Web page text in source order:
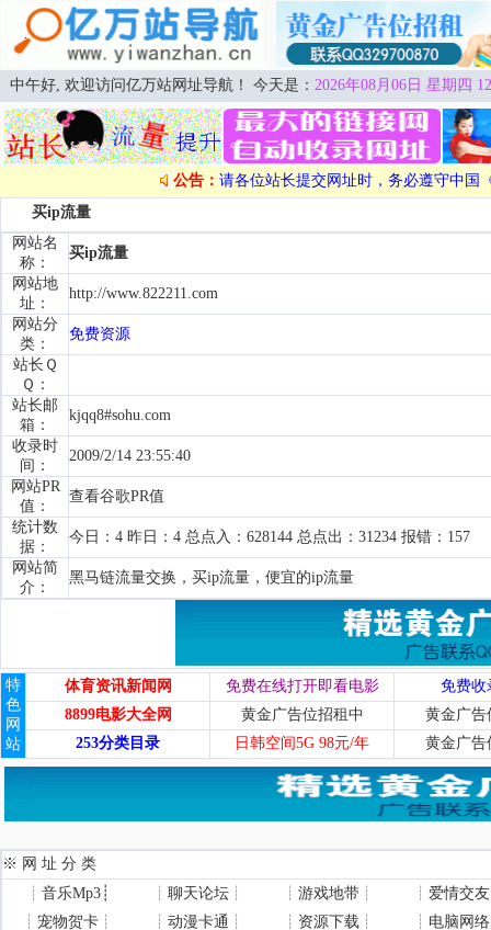
中午好, 欢迎访问亿万站网址导航！ 今天是： 2026年08月06日 星期四
公告： 请各位站长提交网址时，务必遵守中国
买ip流量
网站名
称：
买ip流量
网站地
址：
http://www.822211.com
网站分
类：
免费资源
站长Ｑ
Ｑ：
站长邮
箱：
kjqq8#sohu.com
收录时
间：
2009/2/14 23:55:40
网站PR
值：
查看谷歌PR值
统计数
据：
今日：4 昨日：4 总点入：628144 总点出：31234 报错：157
网站简
介：
黑马链流量交换，买ip流量，便宜的ip流量
特
色
网
站
体育资讯新闻网 免费在线打开即看电影
免费收
8899电影大全网
黄金广告位招租中
黄金广告
253分类目录
日韩空间5G 98元/年 黄金广告
※ 网 址 分 类
┊ 音乐Mp3 ┊ ┊ 聊天论坛 ┊ ┊ 游戏地带 ┊ ┊ 爱情交友
┊ 宠物贺卡 ┊ ┊ 动漫卡通 ┊ ┊ 资源下载 ┊ ┊ 电脑网络